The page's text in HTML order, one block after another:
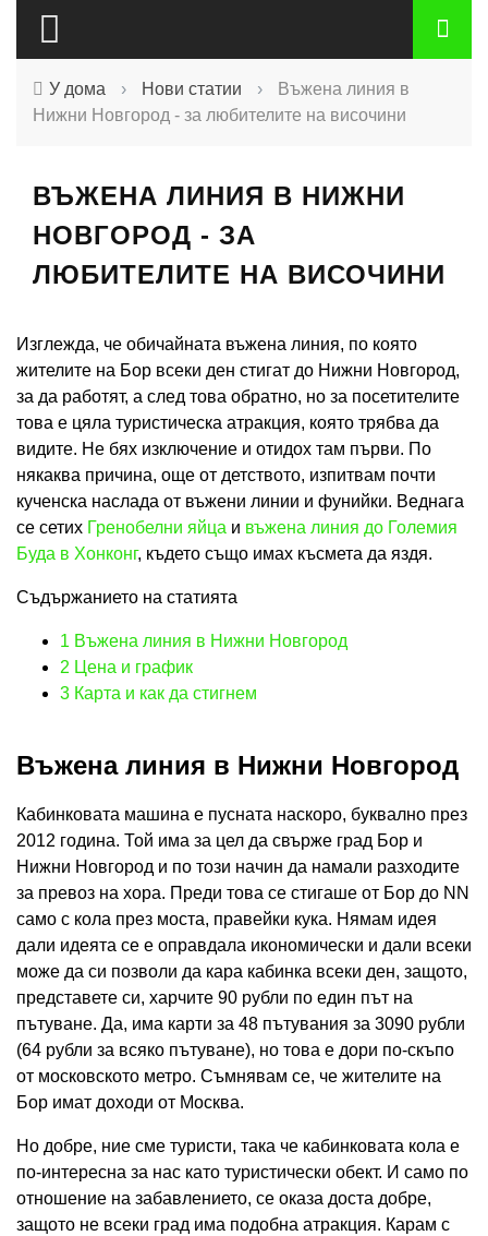
У дома › Нови статии ›
Въжена линия в
Нижни Новгород - за любителите на височини
ВЪЖЕНА ЛИНИЯ В НИЖНИ
НОВГОРОД - ЗА
ЛЮБИТЕЛИТЕ НА ВИСОЧИНИ
Изглежда, че обичайната въжена линия, по която
жителите на Бор всеки ден стигат до Нижни Новгород,
за да работят, а след това обратно, но за посетителите
това е цяла туристическа атракция, която трябва да
видите. Не бях изключение и отидох там първи. По
някаква причина, още от детството, изпитвам почти
кученска наслада от въжени линии и фунийки. Веднага
се сетих Гренобелни яйца и въжена линия до Големия
Буда в Хонконг, където също имах късмета да яздя.
Съдържанието на статията
1 Въжена линия в Нижни Новгород
2 Цена и график
3 Карта и как да стигнем
Въжена линия в Нижни Новгород
Кабинковата машина е пусната наскоро, буквално през
2012 година. Той има за цел да свърже град Бор и
Нижни Новгород и по този начин да намали разходите
за превоз на хора. Преди това се стигаше от Бор до NN
само с кола през моста, правейки кука. Нямам идея
дали идеята се е оправдала икономически и дали всеки
може да си позволи да кара кабинка всеки ден, защото,
представете си, харчите 90 рубли по един път на
пътуване. Да, има карти за 48 пътувания за 3090 рубли
(64 рубли за всяко пътуване), но това е дори по-скъпо
от московското метро. Съмнявам се, че жителите на
Бор имат доходи от Москва.
Но добре, ние сме туристи, така че кабинковата кола е
по-интересна за нас като туристически обект. И само по
отношение на забавлението, се оказа доста добре,
защото не всеки град има подобна атракция. Карам с